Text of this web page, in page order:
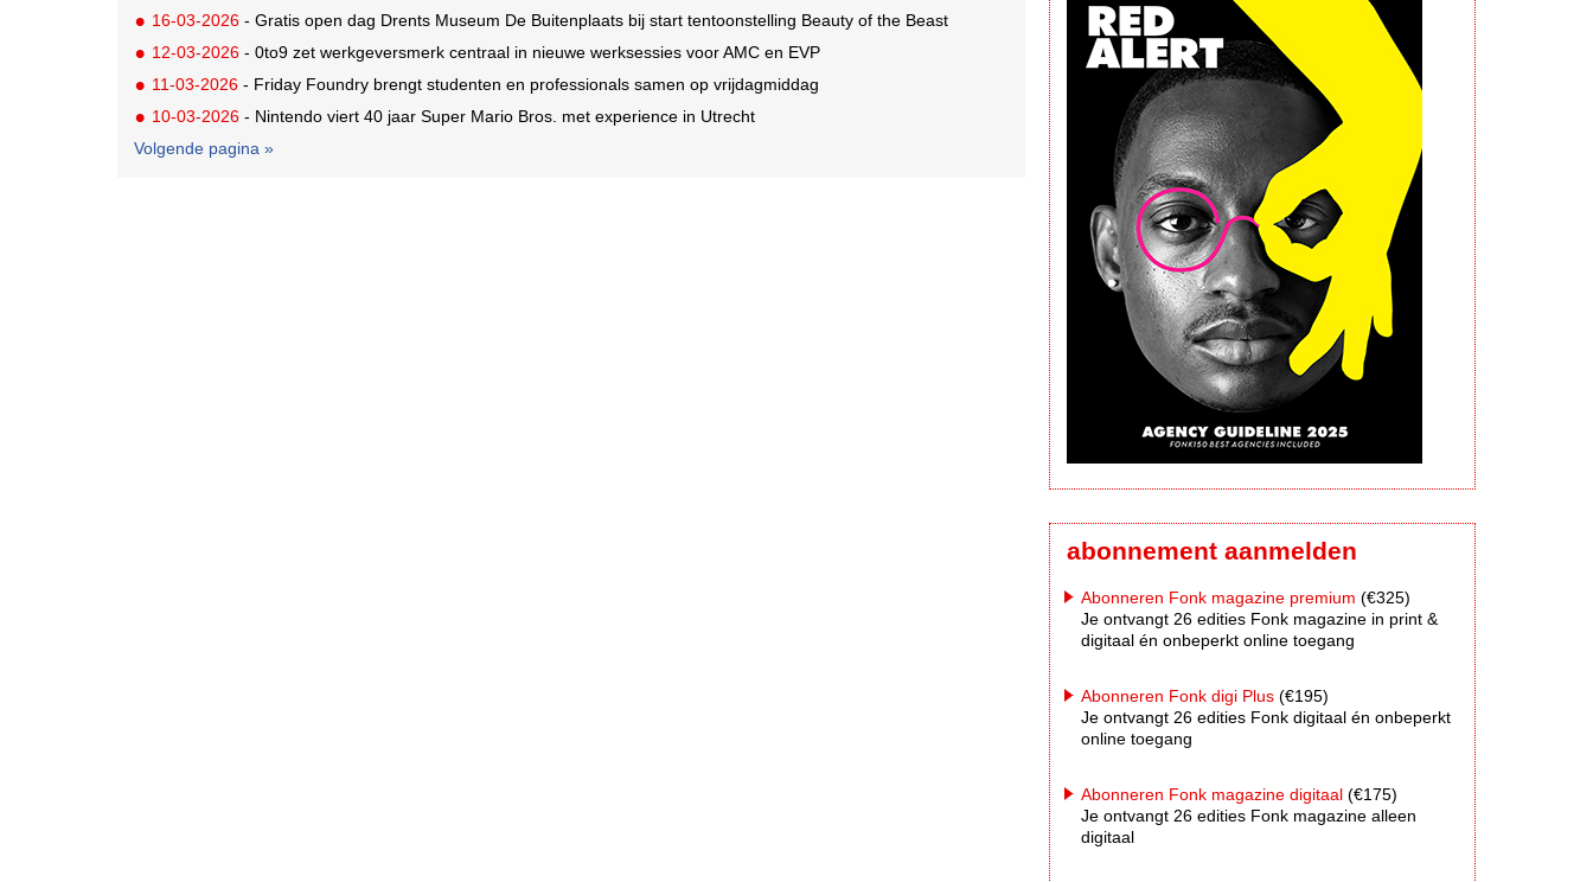
16-03-2026 - Gratis open dag Drents Museum De Buitenplaats bij start tentoonstelling Beauty of the Beast
12-03-2026 - 0to9 zet werkgeversmerk centraal in nieuwe werksessies voor AMC en EVP
11-03-2026 - Friday Foundry brengt studenten en professionals samen op vrijdagmiddag
10-03-2026 - Nintendo viert 40 jaar Super Mario Bros. met experience in Utrecht
Volgende pagina »
abonnement aanmelden
Abonneren Fonk magazine premium (€325)
Je ontvangt 26 edities Fonk magazine in print &
digitaal én onbeperkt online toegang
Abonneren Fonk digi Plus (€195)
Je ontvangt 26 edities Fonk digitaal én onbeperkt
online toegang
Abonneren Fonk magazine digitaal (€175)
Je ontvangt 26 edities Fonk magazine alleen
digitaal